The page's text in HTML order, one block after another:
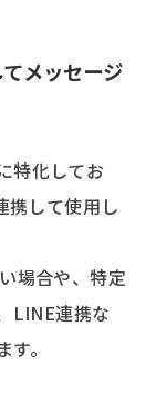
てメッセージ
特化してお
携して使用し
場合や、特定
LINE連携な
。